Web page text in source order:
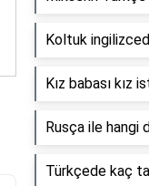
Koltuk
Kız babası kız
Rusça ile hangi
Türkçede kaç